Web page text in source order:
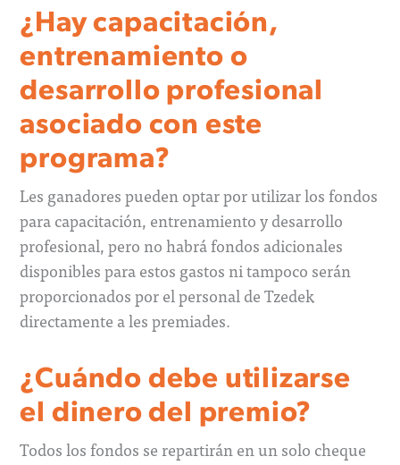
¿Hay capacitación,
entrenamiento o
desarrollo profesional
asociado con este
programa?
Les ganadores pueden optar por utilizar los fondos
para capacitación, entrenamiento y desarrollo
profesional, pero no habrá fondos adicionales
disponibles para estos gastos ni tampoco serán
proporcionados por el personal de Tzedek
directamente a les premiades.
¿Cuándo debe utilizarse
el dinero del premio?
Todos los fondos se repartirán en un solo cheque